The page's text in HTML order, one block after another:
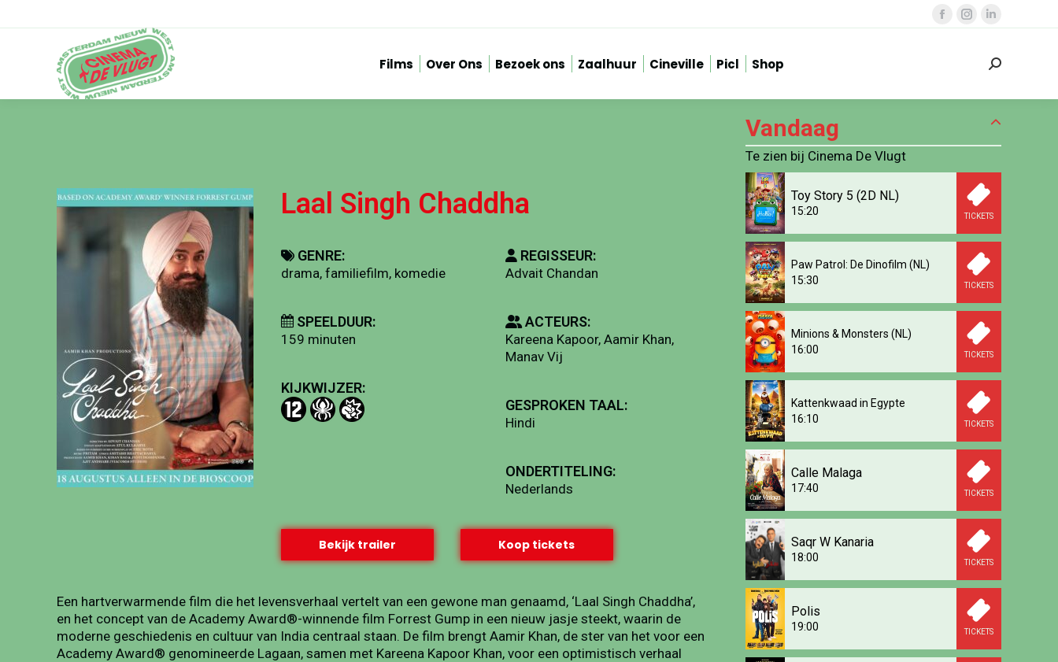
Facebook
Instagram
opens
window
Linkedin
opens
window
Films Over Ons Bezoek ons Zaalhuur Cineville Picl Shop Zoeken:
Laal Singh Chaddha
GENRE:
drama, familiefilm, komedie
SPEELDUUR:
159 minuten
KIJKWIJZER:
REGISSEUR:
Advait Chandan
ACTEURS:
Kareena Kapoor, Aamir Khan,
Manav Vij
GESPROKEN TAAL:
Hindi
ONDERTITELING:
Nederlands
Bekijk trailer Koop tickets
Een hartverwarmende film die het levensverhaal vertelt van een gewone man genaamd, ‘Laal Singh Chaddha’,
en het concept van de Academy Award®-winnende film Forrest Gump in een nieuw jasje steekt, waarin de
moderne geschiedenis en cultuur van India centraal staan. De film brengt Aamir Khan, de ster van het voor een
Academy Award® genomineerde Lagaan, samen met Kareena Kapoor Khan, voor een optimistisch verhaal
Vandaag
Te zien bij Cinema De Vlugt
Toy Story 5 (2D NL)
15:20 TICKETS
Paw Patrol: De Dinofilm (NL)
15:30
TICKETS
Minions & Monsters (NL)
16:00
TICKETS
Kattenkwaad in Egypte
16:10
TICKETS
Calle Malaga
17:40 TICKETS
Saqr W Kanaria
18:00 TICKETS
Polis
19:00 TICKETS